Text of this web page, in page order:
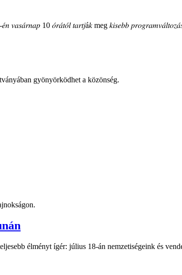
10 𝑜́𝑟𝑎́𝑡𝑜́𝑙 𝑡𝑎𝑟𝑡𝑗á𝑘 meg 𝑘𝑖𝑠𝑒𝑏𝑏
gyönyörködhet a közönség.
élményt ígér: július 18-án nemzetiségeink és